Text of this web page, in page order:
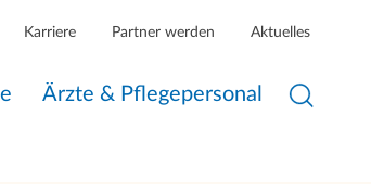
Karriere Partner werden Aktuelles
Ärzte & Pflegepersonal